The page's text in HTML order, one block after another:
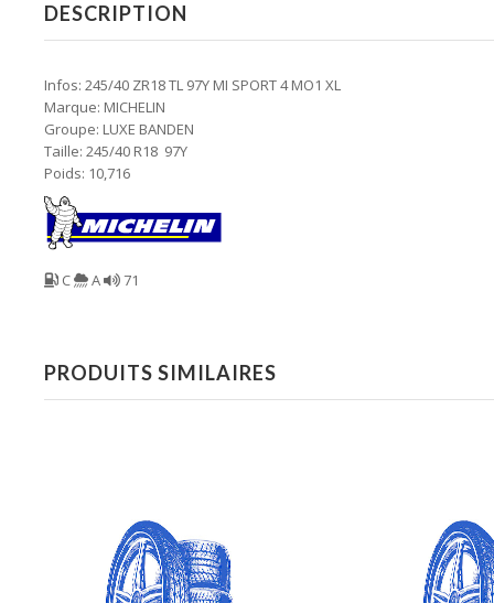
DESCRIPTION
Infos: 245/40 ZR18 TL 97Y MI SPORT 4 MO1 XL
Marque: MICHELIN
Groupe: LUXE BANDEN
Taille: 245/40 R18 97Y
Poids: 10,716
C A 71
PRODUITS SIMILAIRES